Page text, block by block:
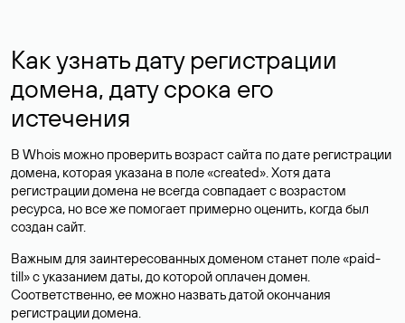
Как узнать дату регистрации
домена, дату срока его
истечения
В Whois можно проверить возраст сайта по дате регистрации
домена, которая указана в поле «created». Хотя дата
регистрации домена не всегда совпадает с возрастом
ресурса, но все же помогает примерно оценить, когда был
создан сайт.
Важным для заинтересованных доменом станет поле «paid-
till» с указанием даты, до которой оплачен домен.
Соответственно, ее можно назвать датой окончания
регистрации домена.